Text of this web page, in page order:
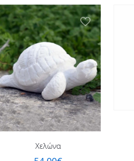
Χελώνα